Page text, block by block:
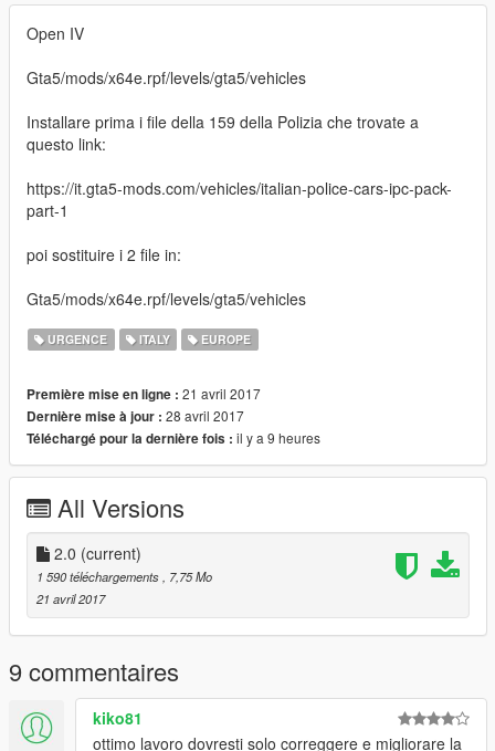
Open IV
Gta5/mods/x64e.rpf/levels/gta5/vehicles
Installare prima i file della 159 della Polizia che trovate a
questo link:
https://it.gta5-mods.com/vehicles/italian-police-cars-ipc-pack-
part-1
poi sostituire i 2 file in:
Gta5/mods/x64e.rpf/levels/gta5/vehicles
URGENCE ITALY EUROPE
Première mise en ligne : 21 avril 2017
Dernière mise à jour : 28 avril 2017
Téléchargé pour la dernière fois : il y a 9 heures
All Versions
2.0 (current)
1 590 téléchargements
, 7,75 Mo
21 avril 2017
9 commentaires
kiko81
ottimo lavoro dovresti solo correggere e migliorare la